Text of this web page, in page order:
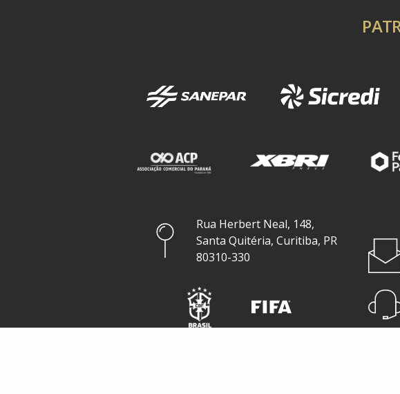
Rua Herbert Neal, 148,
Santa Quitéria, Curitiba, PR
80310-330